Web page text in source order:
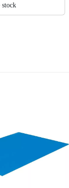
stock